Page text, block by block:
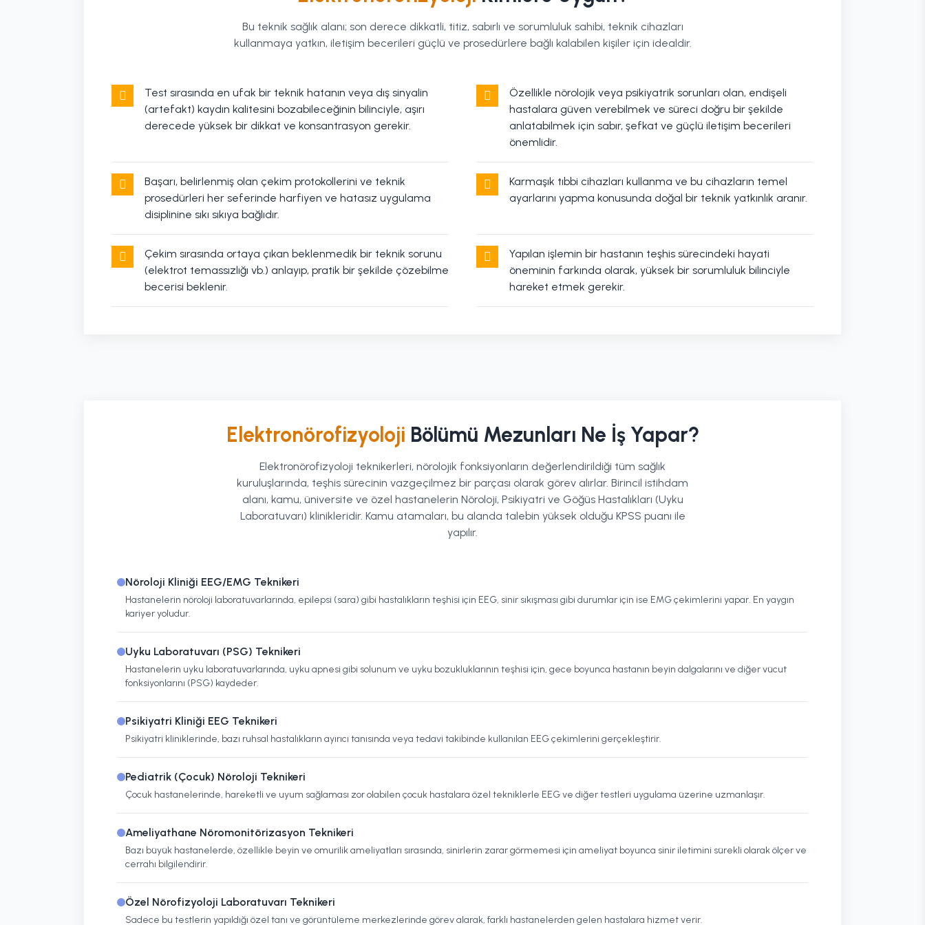
Bu teknik sağlık alanı; son derece dikkatli, titiz, sabırlı ve sorumluluk sahibi, teknik cihazları
kullanmaya yatkın, iletişim becerileri güçlü ve prosedürlere bağlı kalabilen kişiler için idealdir.
Test sırasında en ufak bir teknik hatanın veya dış sinyalin
(artefakt) kaydın kalitesini bozabileceğinin bilinciyle, aşırı
derecede yüksek bir dikkat ve konsantrasyon gerekir.
Özellikle nörolojik veya psikiyatrik sorunları olan, endişeli
hastalara güven verebilmek ve süreci doğru bir şekilde
anlatabilmek için sabır, şefkat ve güçlü iletişim becerileri
önemlidir.
Başarı, belirlenmiş olan çekim protokollerini ve teknik
prosedürleri her seferinde harfiyen ve hatasız uygulama
disiplinine sıkı sıkıya bağlıdır.
Karmaşık tıbbi cihazları kullanma ve bu cihazların temel
ayarlarını yapma konusunda doğal bir teknik yatkınlık aranır.
Çekim sırasında ortaya çıkan beklenmedik bir teknik sorunu
(elektrot temassızlığı vb.) anlayıp, pratik bir şekilde çözebilme
becerisi beklenir.
Yapılan işlemin bir hastanın teşhis sürecindeki hayati
öneminin farkında olarak, yüksek bir sorumluluk bilinciyle
hareket etmek gerekir.
Elektronörofizyoloji Bölümü Mezunları Ne İş Yapar?
Elektronörofizyoloji teknikerleri, nörolojik fonksiyonların değerlendirildiği tüm sağlık
kuruluşlarında, teşhis sürecinin vazgeçilmez bir parçası olarak görev alırlar. Birincil istihdam
alanı, kamu, üniversite ve özel hastanelerin Nöroloji, Psikiyatri ve Göğüs Hastalıkları (Uyku
Laboratuvarı) klinikleridir. Kamu atamaları, bu alanda talebin yüksek olduğu KPSS puanı ile
yapılır.
Nöroloji Kliniği EEG/EMG Teknikeri
Hastanelerin nöroloji laboratuvarlarında, epilepsi (sara) gibi hastalıkların teşhisi için EEG, sinir sıkışması gibi durumlar için ise EMG çekimlerini yapar. En yaygın
kariyer yoludur.
Uyku Laboratuvarı (PSG) Teknikeri
Hastanelerin uyku laboratuvarlarında, uyku apnesi gibi solunum ve uyku bozukluklarının teşhisi için, gece boyunca hastanın beyin dalgalarını ve diğer vücut
fonksiyonlarını (PSG) kaydeder.
Psikiyatri Kliniği EEG Teknikeri
Psikiyatri kliniklerinde, bazı ruhsal hastalıkların ayırıcı tanısında veya tedavi takibinde kullanılan EEG çekimlerini gerçekleştirir.
Pediatrik (Çocuk) Nöroloji Teknikeri
Çocuk hastanelerinde, hareketli ve uyum sağlaması zor olabilen çocuk hastalara özel tekniklerle EEG ve diğer testleri uygulama üzerine uzmanlaşır.
Ameliyathane Nöromonitörizasyon Teknikeri
Bazı büyük hastanelerde, özellikle beyin ve omurilik ameliyatları sırasında, sinirlerin zarar görmemesi için ameliyat boyunca sinir iletimini sürekli olarak ölçer ve
cerrahı bilgilendirir.
Özel Nörofizyoloji Laboratuvarı Teknikeri
Sadece bu testlerin yapıldığı özel tanı ve görüntüleme merkezlerinde görev alarak, farklı hastanelerden gelen hastalara hizmet verir.